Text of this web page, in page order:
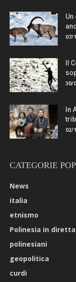
07/
Il
30/
In
02/
CATEGORIE
News
italia
etnismo
Polinesia in diretta
polinesiani
geopolitica
curdi